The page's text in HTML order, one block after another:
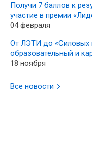
Получи 7 баллов к
участие в премии
04 февраля
От ЛЭТИ до «Силовых
образовательный и
18 ноября
Все новости